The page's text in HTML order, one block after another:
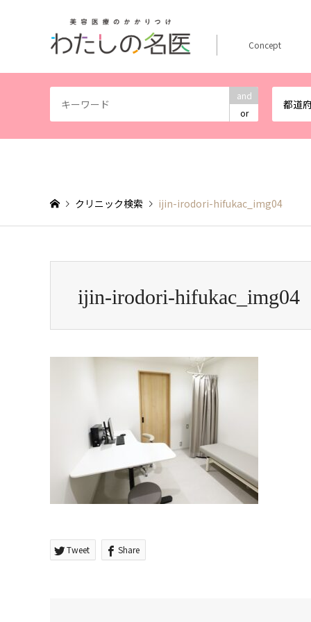
and
or
都道
Concept
クリニック検索 ijin-irodori-hifukac_img04
ijin-irodori-hifukac_img04
Tweet Share